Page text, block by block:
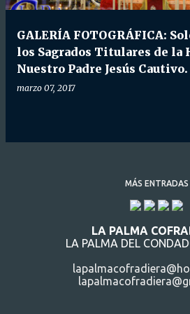
GALERÍA FOTOGRÁFICA:
los Sagrados Titulares de la
Nuestro Padre Jesús Cautivo.
marzo 07, 2017
MÁS ENTRADAS
LA PALMA
LA PALMA DEL